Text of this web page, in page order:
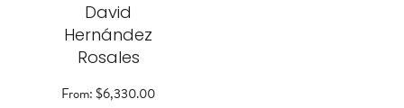
David
Hernández
Rosales
From:$6,330.00
chosen
on
the
product